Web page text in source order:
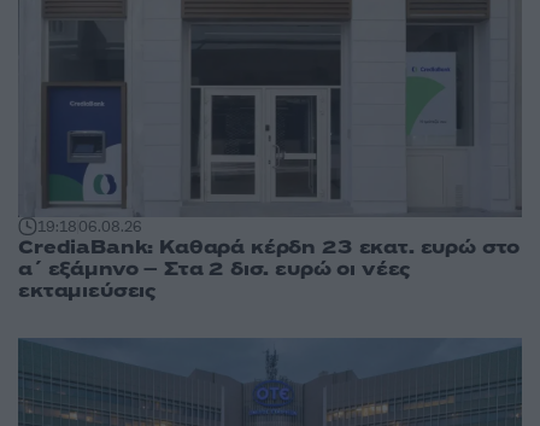
19:1806.08.26
CrediaBank: Καθαρά κέρδη 23 εκατ. ευρώ στο
α΄ εξάμηνο – Στα 2 δισ. ευρώ οι νέες
εκταμιεύσεις